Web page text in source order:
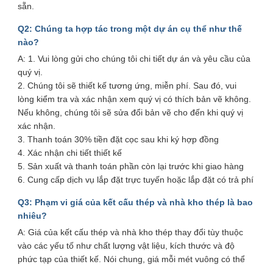
sẵn.
Q2: Chúng ta hợp tác trong một dự án cụ thể như thế
nào?
A: 1. Vui lòng gửi cho chúng tôi chi tiết dự án và yêu cầu của
quý vị.
2. Chúng tôi sẽ thiết kế tương ứng, miễn phí. Sau đó, vui
lòng kiểm tra và xác nhận xem quý vị có thích bản vẽ không.
Nếu không, chúng tôi sẽ sửa đổi bản vẽ cho đến khi quý vị
xác nhận.
3. Thanh toán 30% tiền đặt cọc sau khi ký hợp đồng
4. Xác nhận chi tiết thiết kế
5. Sản xuất và thanh toán phần còn lại trước khi giao hàng
6. Cung cấp dịch vụ lắp đặt trực tuyến hoặc lắp đặt có trả phí
Q3: Phạm vi giá của kết cấu thép và nhà kho thép là bao
nhiêu?
A: Giá của kết cấu thép và nhà kho thép thay đổi tùy thuộc
vào các yếu tố như chất lượng vật liệu, kích thước và độ
phức tạp của thiết kế. Nói chung, giá mỗi mét vuông có thể